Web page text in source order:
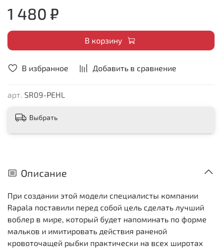
В избранное Добавить в сравнение
арт. SR09-PEHL
1 480 ₽
В корзину
Выбрать
Описание
При создании этой модели специалисты компании
Rapala поставили перед собой цель сделать лучший
воблер в мире, который будет напоминать по форме
мальков и имитировать действия раненой
кровоточащей рыбки практически на всех широтах